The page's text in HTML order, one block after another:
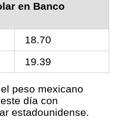
en Banco
18.70
19.39
peso mexicano
día con
estadounidense.